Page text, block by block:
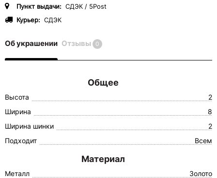
Пункт выдачи: СДЭК / 5Post
Курьер: СДЭК
Об украшении Отзывы 0
Общее
Высота
2
Ширина
8
Ширина шинки
2
Подходит
Всем
Материал
Металл
Золото